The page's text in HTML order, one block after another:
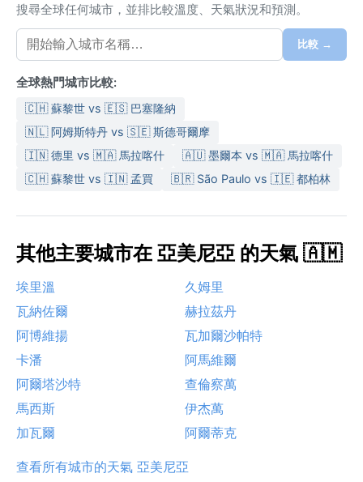
搜尋全球任何城市，並排比較溫度、天氣狀況和預測。
比較 →
全球熱門城市比較:
🇨🇭 蘇黎世 vs 🇪🇸 巴塞隆納
🇳🇱 阿姆斯特丹 vs 🇸🇪 斯德哥爾摩
🇮🇳 德里 vs 🇲🇦 馬拉喀什
🇦🇺 墨爾本 vs 🇲🇦 馬拉喀什
🇨🇭 蘇黎世 vs 🇮🇳 孟買
🇧🇷 São Paulo vs 🇮🇪 都柏林
其他主要城市在 亞美尼亞 的天氣 🇦🇲
埃里溫
久姆里
瓦納佐爾
赫拉茲丹
阿博維揚
瓦加爾沙帕特
卡潘
阿馬維爾
阿爾塔沙特
查倫察萬
馬西斯
伊杰萬
加瓦爾
阿爾蒂克
查看所有城市的天氣 亞美尼亞